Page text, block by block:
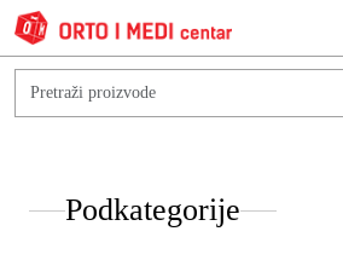
Podkategorije